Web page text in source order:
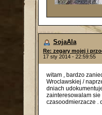
SojaAla
Re: zegary mojej i
17 sty 2014 - 22:59:55
witam , bardzo
Wroclawskiej /
dniach
zainteresowalam sie
czasoodmierzacze .